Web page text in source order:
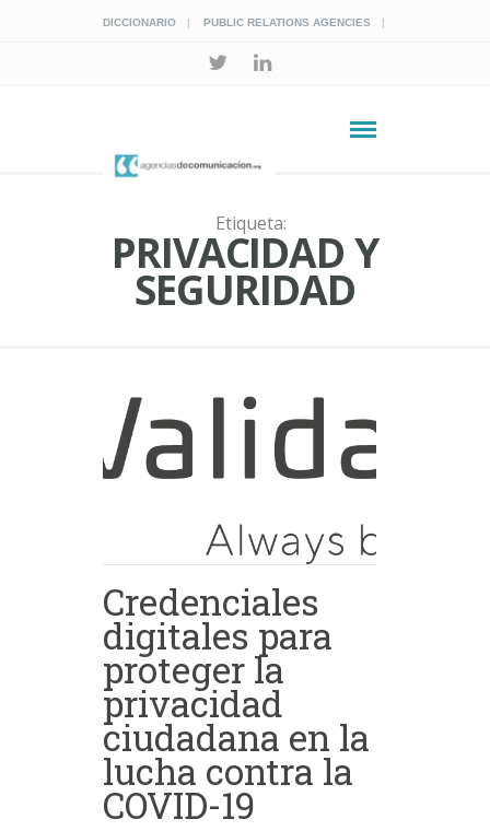
DICCIONARIO PUBLIC RELATIONS AGENCIES
Etiqueta:
PRIVACIDAD Y
SEGURIDAD
Credenciales
digitales para
proteger la
privacidad
ciudadana en la
lucha contra la
COVID-19